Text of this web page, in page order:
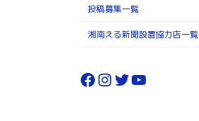
投稿募集一覧
湘南える新聞設置協力店一覧
Facebook
Instagram
Twitter
YouTube